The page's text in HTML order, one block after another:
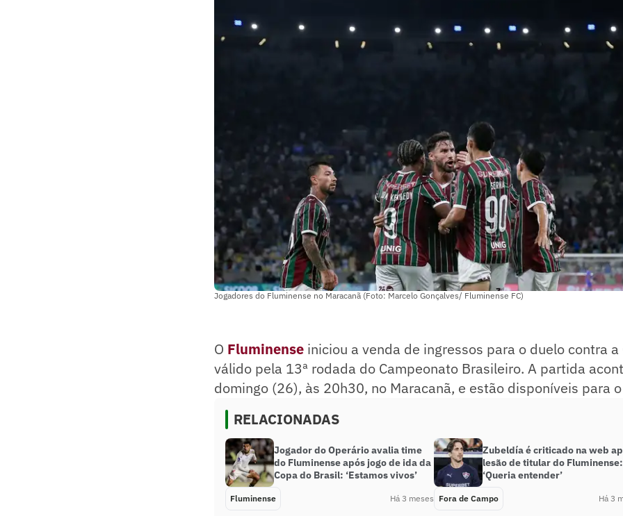
Jogadores do Fluminense no Maracanã (Foto: Marcelo Gonçalves/ Fluminense FC)
O Fluminense iniciou a venda de ingressos para o duelo contra a
válido pela 13ª rodada do Campeonato Brasileiro. A partida
domingo (26), às 20h30, no Maracanã, e estão disponíveis para
RELACIONADAS
Jogador do Operário avalia time
do Fluminense após jogo de ida da
Copa do Brasil: ‘Estamos vivos’
Fluminense Há 3 meses
Zubeldía é criticado na web
lesão de titular do Fluminense:
‘Queria entender’
Fora de Campo Há 3